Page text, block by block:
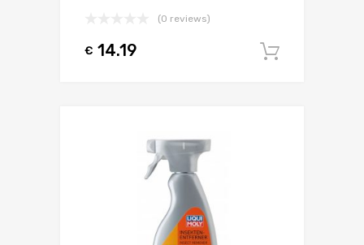
(0 reviews)
€ 14.19